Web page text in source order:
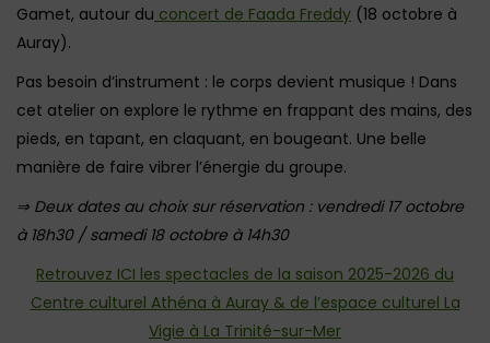
Gamet, autour du concert de Faada Freddy (18 octobre à
Auray).
Pas besoin d’instrument : le corps devient musique ! Dans
cet atelier on explore le rythme en frappant des mains, des
pieds, en tapant, en claquant, en bougeant. Une belle
manière de faire vibrer l’énergie du groupe.
⇒ Deux dates au choix sur réservation : vendredi 17 octobre
à 18h30 / samedi 18 octobre à 14h30
Retrouvez ICI les spectacles de la saison 2025-2026 du
Centre culturel Athéna à Auray & de l’espace culturel La
Vigie à La Trinité-sur-Mer